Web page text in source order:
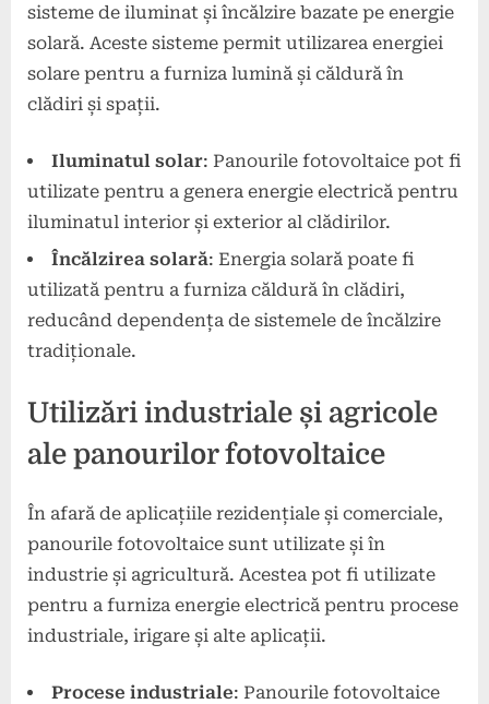
sisteme de iluminat și încălzire bazate pe energie
solară. Aceste sisteme permit utilizarea energiei
solare pentru a furniza lumină și căldură în
clădiri și spații.
Iluminatul solar: Panourile fotovoltaice pot fi
utilizate pentru a genera energie electrică pentru
iluminatul interior și exterior al clădirilor.
Încălzirea solară: Energia solară poate fi
utilizată pentru a furniza căldură în clădiri,
reducând dependența de sistemele de încălzire
tradiționale.
Utilizări industriale și agricole
ale panourilor fotovoltaice
În afară de aplicațiile rezidențiale și comerciale,
panourile fotovoltaice sunt utilizate și în
industrie și agricultură. Acestea pot fi utilizate
pentru a furniza energie electrică pentru procese
industriale, irigare și alte aplicații.
Procese industriale: Panourile fotovoltaice